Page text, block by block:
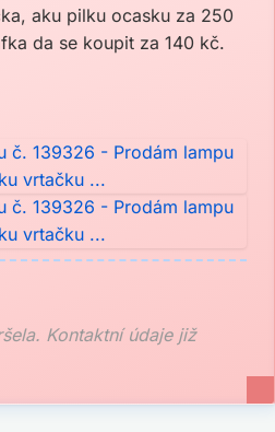
aku pilku ocasku za 250
da se koupit za 140 kč.
Kontaktní údaje již